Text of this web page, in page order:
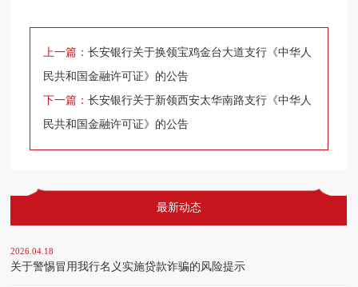
上一篇：长安银行关于换领宝鸡金台大道支行《中华人
民共和国金融许可证》的公告
下一篇：长安银行关于新领西安太华南路支行《中华人
民共和国金融许可证》的公告
最新动态
2026.04.18
关于警惕冒用我行名义实施贷款诈骗的风险提示